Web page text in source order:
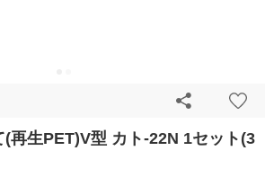
(再生PET)V型 カト-22N 1セット(3